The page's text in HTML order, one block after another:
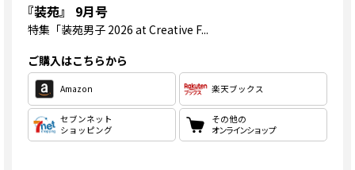
『装苑』 9月号
特集 「装苑男子 2026 at Creative F...
ご購入はこちらから
Amazon 楽天ブックス
セブンネット
ショッピング
その他の
オンラインショップ